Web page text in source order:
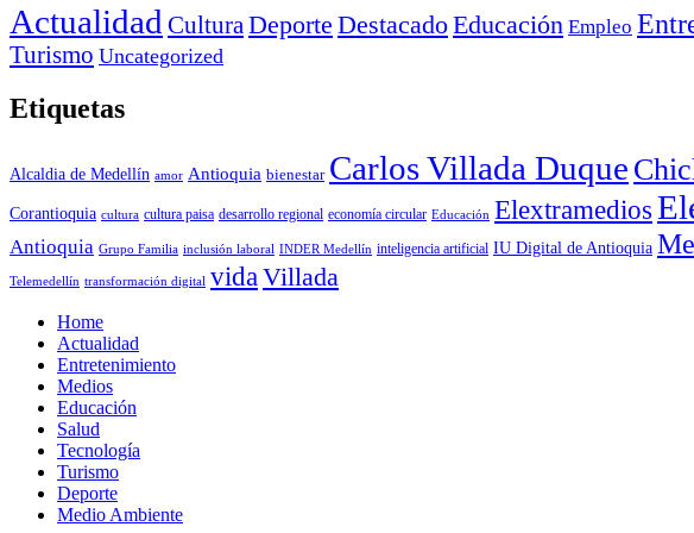
Actualidad Cultura Deporte DestacadoEducación Empleo
Turismo Uncategorized
Etiquetas
Alcaldia de Medellín amor Antioquia bienestar Carlos Villada Duque
Corantioquia cultura cultura paisa desarrollo regional economía circular Educación Elextramedios
Antioquia Grupo Familia inclusión laboral INDER Medellín inteligencia artificial IU Digital de Antioquia
Telemedellín transformación digital vida Villada
Home
Actualidad
Entretenimiento
Medios
Educación
Salud
Tecnología
Turismo
Deporte
Medio Ambiente